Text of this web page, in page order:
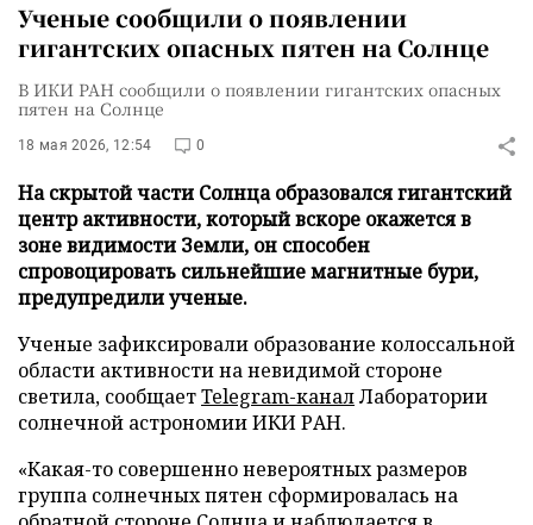
Ученые сообщили о появлении
гигантских опасных пятен на Солнце
В ИКИ РАН сообщили о появлении гигантских опасных
пятен на Солнце
18 мая 2026, 12:54 0
На скрытой части Солнца образовался гигантский
центр активности, который вскоре окажется в
зоне видимости Земли, он способен
спровоцировать сильнейшие магнитные бури,
предупредили ученые.
Ученые зафиксировали образование колоссальной
области активности на невидимой стороне
светила, сообщаетTelegram-каналЛаборатории
солнечной астрономии ИКИ РАН.
«Какая-то совершенно невероятных размеров
группа солнечных пятен сформировалась на